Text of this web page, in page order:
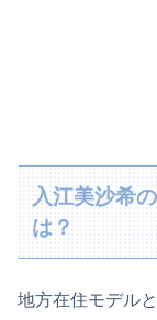
入江美沙希
は？
地方在住モデル